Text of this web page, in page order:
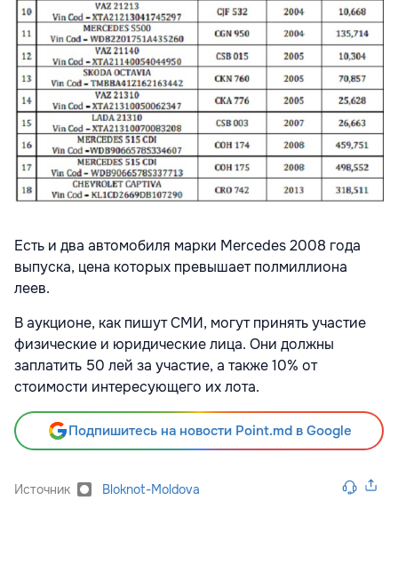
Есть и два автомобиля марки Mercedes 2008 года
выпуска, цена которых превышает полмиллиона
леев.
В аукционе, как пишут СМИ, могут принять участие
физические и юридические лица. Они должны
заплатить 50 лей за участие, а также 10% от
стоимости интересующего их лота.
Подпишитесь на новости Point.md в Google
Источник Bloknot-Moldova